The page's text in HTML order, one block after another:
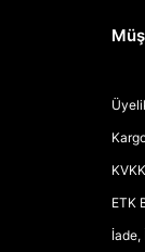
KVKK
ETK
İade,